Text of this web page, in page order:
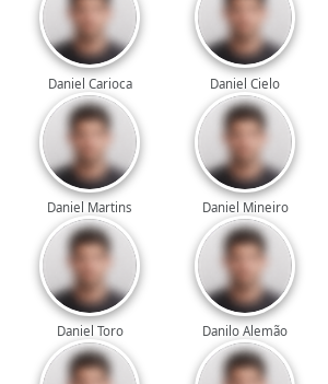
Daniel Carioca Daniel Cielo
Daniel Martins Daniel Mineiro
Daniel Toro Danilo Alemão